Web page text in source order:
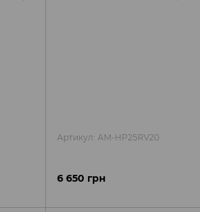
Артикул: AM-HP25RV20
6 650 грн